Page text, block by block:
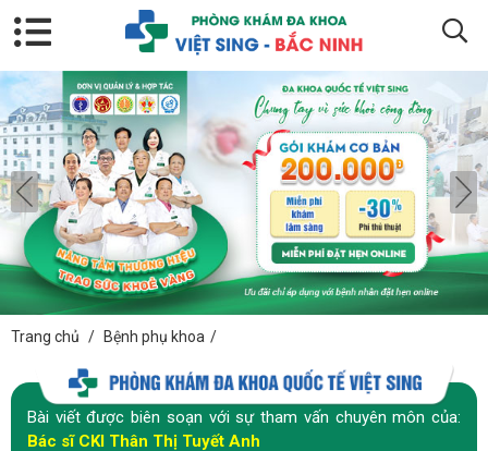
Trang chủ / Bệnh phụ khoa /
Bài viết được biên soạn với sự tham vấn chuyên môn của:
Bác sĩ CKI Thân Thị Tuyết Anh